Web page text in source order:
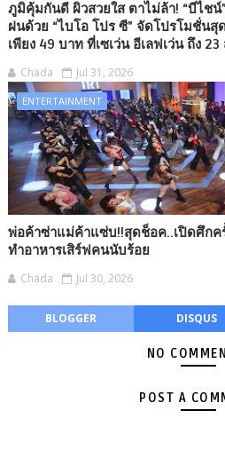
ภูมิคุ้มกันดี ผิวสวยใส ตาไม่ล้า! “บีไช
ฝนด้วย “ไบโอ โปร ซี” จัดโปรโมชั่น
เพียง 49 บาท ที่เซเว่น อีเลฟเว่น ถึง
Chada Jul 31, 2026
ENTERTAINMENT
พ่อค้าซ่าแม่ค้าแซ่บ!!สุดช็อค..เปิดศึกค
ทำอาหารเสิร์ฟคนนับร้อย
Chada Jul 30, 2026
BLOGGER DISQUS
NO
POST A